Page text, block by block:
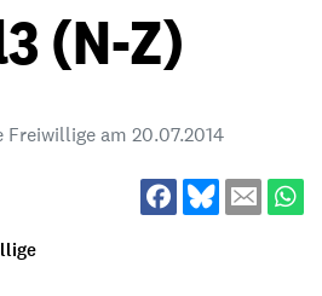
(N-Z)
Freiwillige am 20.07.2014